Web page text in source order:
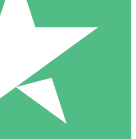
de descarga. Sin compromiso
10 00